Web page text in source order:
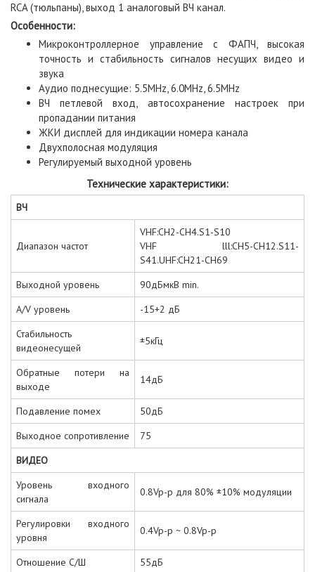
RCA (тюльпаны), выход 1 аналоговый ВЧ канал.
Особенности:
Микроконтроллерное управление с ФАПЧ, высокая
точность и стабильность сигналов несущих видео и
звука
Аудио поднесущие: 5.5MHz, 6.0MHz, 6.5MHz
ВЧ петлевой вход, автосохранение настроек при
пропадании питания
ЖКИ дисплей для индикации номера канала
Двухполосная модуляция
Регулируемый выходной уровень
Технические характеристики:
ВЧ
Диапазон частот
VHF:CH2-CH4.S1-S10
VHF lll:CH5-CH12.S11-
S41.UHF:CH21-CH69
Выходной уровень
90дБмкВ min.
A/V уровень
-15+2 дБ
Стабильность
видеонесущей
±5кГц
Обратные потери на
выходе
14дБ
Подавление помех
50дБ
Выходное сопротивление
75
ВИДЕО
Уровень входного
сигнала
0.8Vp-p для 80% ±10% модуляции
Регулировки входного
уровня
0.4Vp-p ~ 0.8Vp-p
Отношение С/Ш
55дБ